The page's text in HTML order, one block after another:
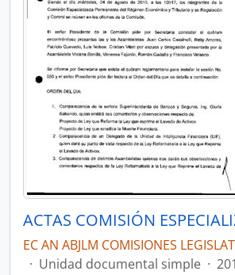
EC AN ABJLM COMISIONES
· Unidad documental simple ·